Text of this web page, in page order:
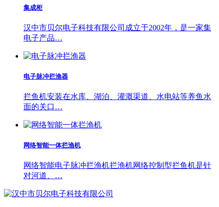
集成柜
汉中市贝尔电子科技有限公司成立于2002年，是一家集
电子产品…
电子脉冲拦渔器
拦鱼机安装在水库、湖泊、灌溉渠道、水电站等养鱼水
面的关口…
网络智能一体拦渔机
网络智能电子脉冲拦渔机拦渔机网络控制型拦鱼机是针
对河道、…